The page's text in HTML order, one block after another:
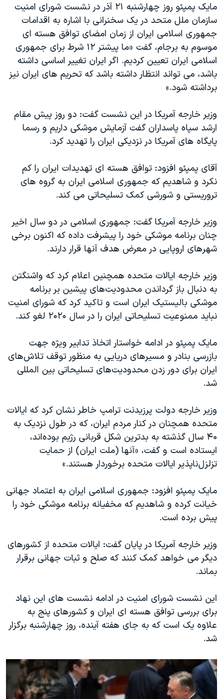
اعتراضات مردمی آبان ۹۸
اسرائیل در جنگ
نرگس محمدی برنده جایزه نوبل صلح
همایش محافظه‌کاران آمریکا «سی‌پک»
صفحه‌های ویژه
مایک پمپئو روز چهارشنبه ۲۱ آذر در نشست شورای امنیت
سازمان ملل متحد در یک سخنرانی با اشاره به اقدامات
جمهوری اسلامی ایران از زمان امضای توافق هسته ای
موسوم به برجام، گفت «ما پیشتر ۱۲ شرط برای جمهوری
اسلامی ایران تعیین کردیم. اگر ایران تغییر اساسی داشته
باشد، می تواند انتظار داشته باشد که تحریم های ایران نیز
برداشته شود.»
وزیر خارجه آمریکا در این نشست گفت: دو روز پیش مقام
ارشد سپاه پاسداران گفت آزمایش موشکی داریم و رسما
پایگاه های آمریکا در نزدیکی ایران را تهدید کرد.
آقای پمپئو افزود: توافق هسته ای تهدیدات ایران را کم
نکرد و شاهدیم که جمهوری اسلامی ایران به گروه های
تروریستی و شورشی کمک تسلیحاتی می کند.
وزیر خارجه آمریکا گفت: جمهوری اسلامی در دو سال اخیر
چنان برنامه موشکی خود را پیشرفت داده که اکنون برخی
شهرهای اروپایی در معرض هدف آنها قرار دارند.
وزیر خارجه ایالات متحده همچنین اعلام کرد که واشنگتن
به دنبال باز گرداندن محدودیت‌های پیشین بر برنامه
موشکی بالیستیک ایران است و تاکید کرد که شورای امنیت
نباید ممنوعیت تسلیحاتی ایران را در سال ۲۰۲۰ لغو کند.
مایک پمپئو در ادامه خواستار اتخاذ تدابیر ویژه جهت
بازرسی بنادر و مسیرهای دریایی به منظور توقف تلاش‌های
ایران برای دور زدن محدودیت‌های تسلیحاتی بین المللی
شد.
وزیر خارجه دولت پرزیدنت ترامپ خاطر نشان کرد که ایالات
متحده همچنان در کنار مردم ایران، که در طول نزدیک به
۴۰ سال گذشته به بدترین شکل قربانی رژیم بوده‌اند،
ایستاده است و گفت، «آنها (ملت ایران) از حمایت
تزلزل‌ناپذیر ایالات متحده برخوردار هستند.»
مایک پمپئو افزود: جمهوری اسلامی ایران به اعتماد جهانی
خیانت کرده و شاهدیم که مخفیانه برنامه موشکی خود را
پیش برده است.
وزیر خارجه آمریکا در پایان گفت: ایالات متحده از کشورهای
دیگر می خواهد کمک کنند که صلح و ثبات جهانی برقرار
بماند.
این نشست شورای امنیت در ادامه نشست های این نهاد
برای بررسی توافق هسته ای ایران و کشورهای پنج به
علاوه یک است که به جای هفته آینده، روز چهارشنبه برگزار
شد.